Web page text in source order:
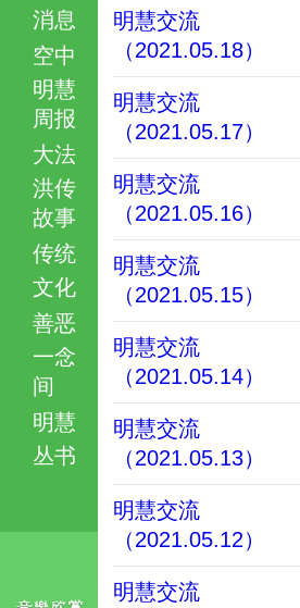
消息
空中
明慧
周报
大法
洪传
故事
传统
文化
善恶
一念
间
明慧
丛书
明慧交流
（2021.05.18）
明慧交流
（2021.05.17）
明慧交流
（2021.05.16）
明慧交流
（2021.05.15）
明慧交流
（2021.05.14）
明慧交流
（2021.05.13）
明慧交流
（2021.05.12）
明慧交流